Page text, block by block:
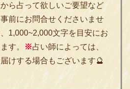
ら占って欲しいご要望など
前にお問合せくださいませ
1,000~2,000文字を目安にお
す。
※占い師によっては、
けする場合もございます🔮